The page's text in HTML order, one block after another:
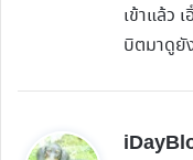
เข้าแล้ว
บิตมาดูยั